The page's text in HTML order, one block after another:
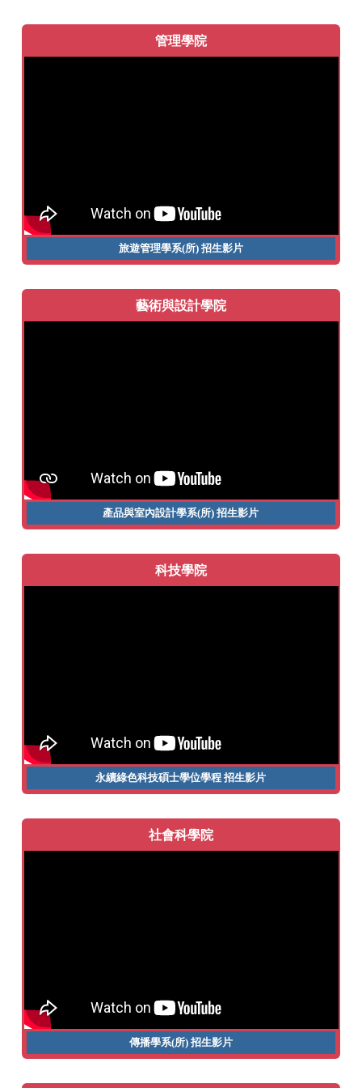
管理學院
旅遊管理學系(所)招生影片
藝術與設計學院
產品與室內設計學系(所) 招生影片
科技學院
永續綠色科技碩士學位學程 招生影片
社會科學院
傳播學系(所)招生影片